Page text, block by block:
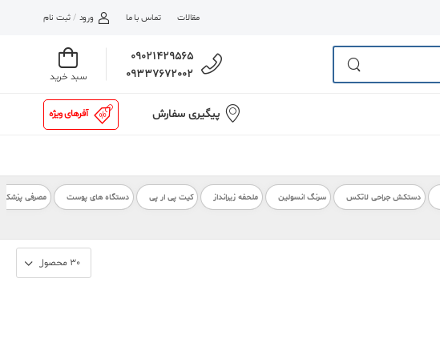
مقالات تماس با ما ورود / ثبت نام
09021429565
09337672002
سبد خرید
پیگیری سفارش آفرهای ویژه
دستکش جراحی لاتکس سرنگ انسولین ملحفه زیرانداز کیت پی ار پی دستگاه های پوست مصرفی پزشکی